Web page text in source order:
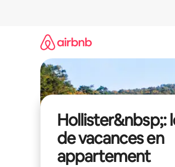
Hollister&nbsp;:
de vacances en
appartement